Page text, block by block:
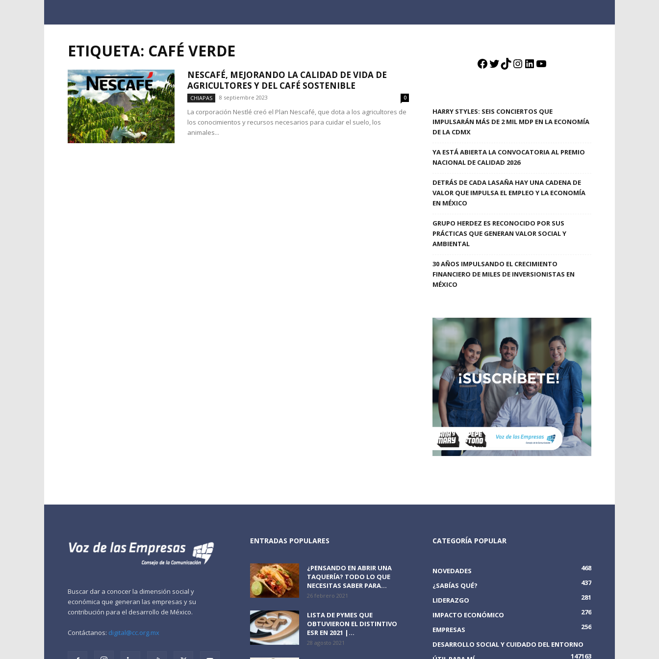
ETIQUETA: CAFÉ VERDE
NESCAFÉ, MEJORANDO LA CALIDAD DE VIDA DE
AGRICULTORES Y DEL CAFÉ SOSTENIBLE
CHIAPAS 8 septiembre 2023 0
La corporación Nestlé creó el Plan Nescafé, que dota a los agricultores de
los conocimientos y recursos necesarios para cuidar el suelo, los
animales...
Facebook
Twitter
TikTok
Instagram
LinkedIn
YouTube
HARRY STYLES: SEIS CONCIERTOS QUE
IMPULSARÁN MÁS DE 2 MIL MDP EN LA ECONOMÍA
DE LA CDMX
YA ESTÁ ABIERTA LA CONVOCATORIA AL PREMIO
NACIONAL DE CALIDAD 2026
DETRÁS DE CADA LASAÑA HAY UNA CADENA DE
VALOR QUE IMPULSA EL EMPLEO Y LA ECONOMÍA
EN MÉXICO
GRUPO HERDEZ ES RECONOCIDO POR SUS
PRÁCTICAS QUE GENERAN VALOR SOCIAL Y
AMBIENTAL
30 AÑOS IMPULSANDO EL CRECIMIENTO
FINANCIERO DE MILES DE INVERSIONISTAS EN
MÉXICO
Buscar dar a conocer la dimensión social y
económica que generan las empresas y su
contribución para el desarrollo de México.
Contáctanos: digital@cc.org.mx
ENTRADAS POPULARES
¿PENSANDO EN ABRIR UNA
TAQUERÍA? TODO LO QUE
NECESITAS SABER PARA...
26 febrero 2021
LISTA DE PYMES QUE
OBTUVIERON EL DISTINTIVO
ESR EN 2021 |...
28 agosto 2021
CATEGORÍA POPULAR
NOVEDADES
468
¿SABÍAS QUÉ?
437
LIDERAZGO
281
IMPACTO ECONÓMICO
276
EMPRESAS
256
DESARROLLO SOCIAL Y CUIDADO DEL ENTORNO
163
147